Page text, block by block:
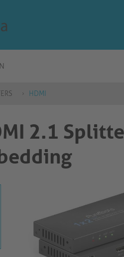
HDMI
2.1